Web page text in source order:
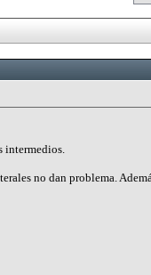
intermedios.
no dan problema.